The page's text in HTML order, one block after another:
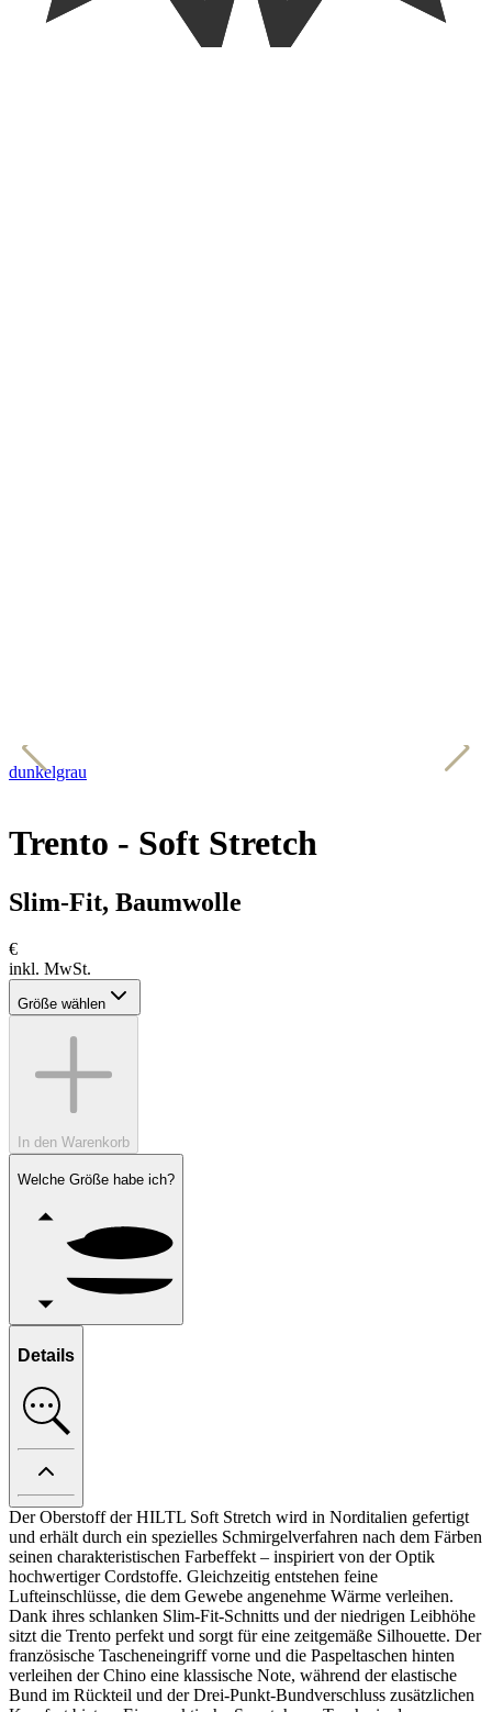
dunkelgrau
Trento - Soft Stretch
Slim-Fit, Baumwolle
€
inkl. MwSt.
Größe wählen
In den Warenkorb
Welche Größe habe ich?
Details
Der Oberstoff der HILTL Soft Stretch wird in Norditalien gefertigt
und erhält durch ein spezielles Schmirgelverfahren nach dem Färben
seinen charakteristischen Farbeffekt – inspiriert von der Optik
hochwertiger Cordstoffe. Gleichzeitig entstehen feine
Lufteinschlüsse, die dem Gewebe angenehme Wärme verleihen.
Dank ihres schlanken Slim-Fit-Schnitts und der niedrigen Leibhöhe
sitzt die Trento perfekt und sorgt für eine zeitgemäße Silhouette. Der
französische Tascheneingriff vorne und die Paspeltaschen hinten
verleihen der Chino eine klassische Note, während der elastische
Bund im Rückteil und der Drei-Punkt-Bundverschluss zusätzlichen